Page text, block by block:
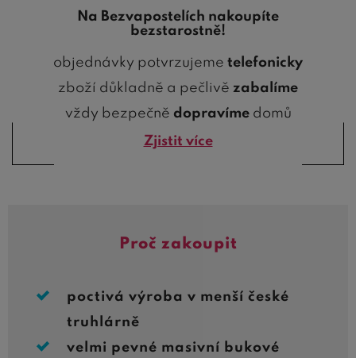
Na Bezvapostelích nakoupíte
bezstarostně!
objednávky potvrzujeme telefonicky
zboží důkladně a pečlivě zabalíme
vždy bezpečně dopravímedomů
Zjistit více
Proč zakoupit
poctivá výroba v menší české
truhlárně
velmi pevné masivní bukové